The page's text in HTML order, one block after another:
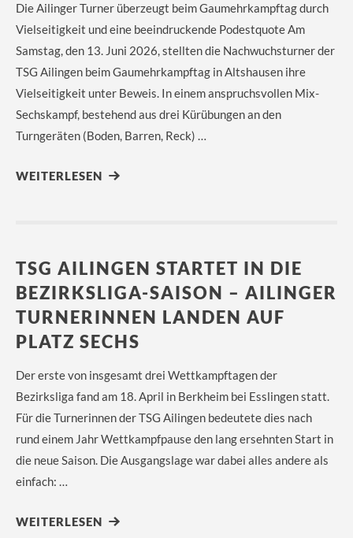
Die Ailinger Turner überzeugt beim Gaumehrkampftag durch
Vielseitigkeit und eine beeindruckende Podestquote Am
Samstag, den 13. Juni 2026, stellten die Nachwuchsturner der
TSG Ailingen beim Gaumehrkampftag in Altshausen ihre
Vielseitigkeit unter Beweis. In einem anspruchsvollen Mix-
Sechskampf, bestehend aus drei Kürübungen an den
Turngeräten (Boden, Barren, Reck) …
WEITERLESEN
TSG AILINGEN STARTET IN DIE
BEZIRKSLIGA-SAISON – AILINGER
TURNERINNEN LANDEN AUF
PLATZ SECHS
Der erste von insgesamt drei Wettkampftagen der
Bezirksliga fand am 18. April in Berkheim bei Esslingen statt.
Für die Turnerinnen der TSG Ailingen bedeutete dies nach
rund einem Jahr Wettkampfpause den lang ersehnten Start in
die neue Saison. Die Ausgangslage war dabei alles andere als
einfach: …
WEITERLESEN